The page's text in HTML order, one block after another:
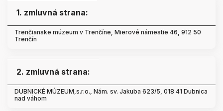
1. zmluvná strana:
Trenčianske múzeum v Trenčíne, Mierové námestie 46, 912 50
Trenčín
2. zmluvná strana:
DUBNICKÉ MÚZEUM,s.r.o., Nám. sv. Jakuba 623/5, 018 41 Dubnica
nad váhom